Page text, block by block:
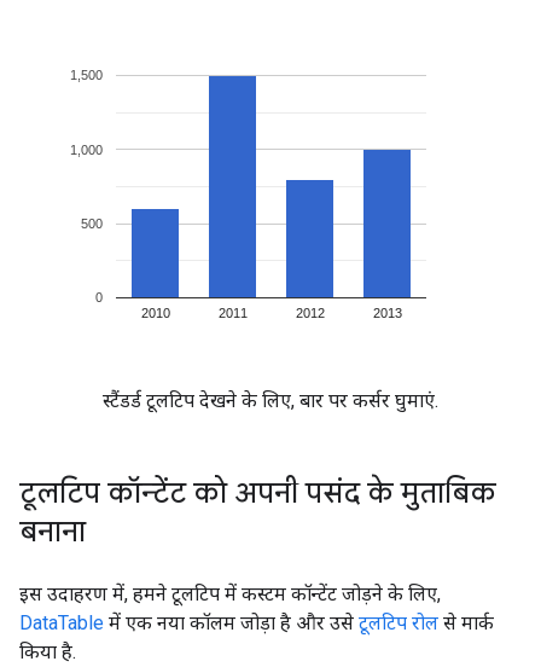
स्टैंडर्ड टूलटिप देखने के लिए, बार पर कर्सर घुमाएं.
टूलटिप कॉन्टेंट को अपनी पसंद के मुताबिक
बनाना
इस उदाहरण में, हमने टूलटिप में कस्टम कॉन्टेंट जोड़ने के लिए,
DataTable में एक नया कॉलम जोड़ा है और उसे टूलटिप रोल से मार्क
किया है.